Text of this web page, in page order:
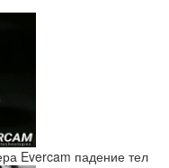
Evercam падение тел